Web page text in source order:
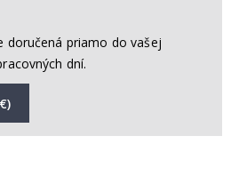
doručená priamo do vašej
dní.